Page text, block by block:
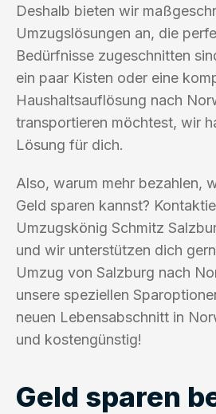
Deshalb bieten wir
Umzugslösungen an, die
Bedürfnisse zugeschnitten
ein paar Kisten oder eine
Haushaltsauflösung nach
transportieren möchtest, wir
Lösung für dich.
Also, warum mehr bezahlen,
Geld sparen kannst?
Umzugskönig Schmitz
und wir unterstützen dich
Umzug von Salzburg nach
unsere speziellen
neuen Lebensabschnitt in
und kostengünstig!
Geld sparen